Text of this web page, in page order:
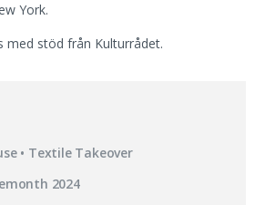
York.
stöd från Kulturrådet.
• Textile Takeover
2024